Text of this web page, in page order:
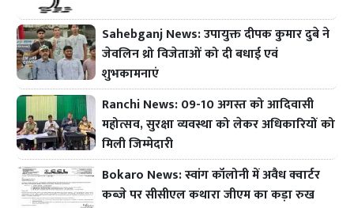
Sahebganj News: उपायुक्त दीपक कुमार दुबे ने
जेवलिन थ्रो विजेताओं को दी बधाई एवं
शुभकामनाएं
Ranchi News: 09-10 अगस्त को आदिवासी
महोत्सव, सुरक्षा व्यवस्था को लेकर अधिकारियों को
मिली जिम्मेदारी
Bokaro News: स्वांग कॉलोनी में अवैध क्वार्टर
कब्जे पर सीसीएल कथारा जीएम का कड़ा रुख